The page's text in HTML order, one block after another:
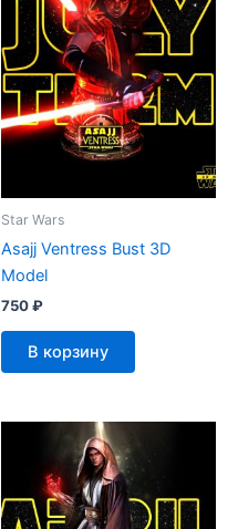
Star Wars
Asajj Ventress Bust 3D
Model
750₽
В корзину